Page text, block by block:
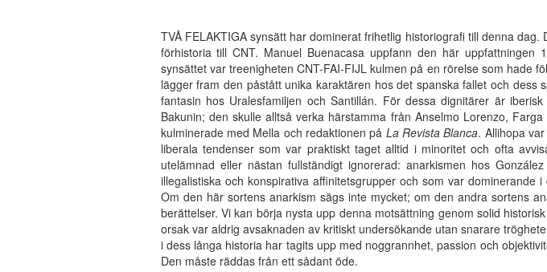
TVÅ FELAKTIGA synsätt har dominerat frihetlig historiografi till denna
förhistoria till CNT. Manuel Buenacasa uppfann den här
synsättet var treenigheten CNT-FAI-FIJL kulmen på en rörelse som hade
lägger fram den påstått unika karaktären hos det spanska fallet och
fantasin hos Uralesfamiljen och Santillán. För dessa dignitärer är
Bakunin; den skulle alltså verka härstamma från Anselmo Lorenzo,
kulminerade med Mella och redaktionen på La Revista Blanca. Allihopa
liberala tendenser som var praktiskt taget alltid i minoritet och ofta
utelämnad eller nästan fullständigt ignorerad: anarkismen hos
illegalistiska och konspirativa affinitetsgrupper och som var
Om den här sortens anarkism sägs inte mycket; om den andra sortens
berättelser. Vi kan börja nysta upp denna motsättning genom solid
orsak var aldrig avsaknaden av kritiskt undersökande utan snarare
i dess långa historia har tagits upp med noggrannhet, passion och
Den måste räddas från ett sådant öde.